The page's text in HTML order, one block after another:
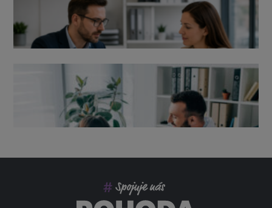
Výpověď ze zdravotních důvodů 2026 – průvodce pro
zaměstnavatele